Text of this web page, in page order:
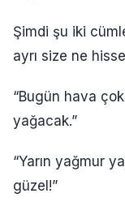
Şimdi şu iki
ayrı size ne
“Bugün hava
yağacak.”
“Yarın yağmur
güzel!”